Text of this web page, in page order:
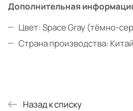
Дополнительная
Цвет: Space Gray (тёмно-
Страна производства: Китай
Назад к списку